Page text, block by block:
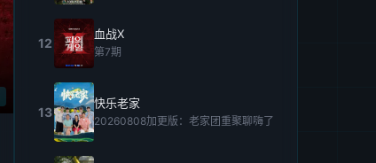
12
血战X
第7期
13
快乐老家
20260808加更版：老家团重聚聊嗨了